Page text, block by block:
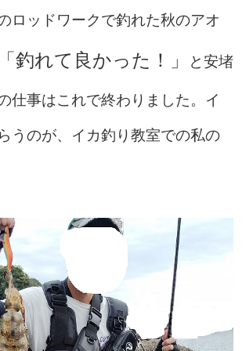
ロッドワークで釣れた秋のアオ
「釣れて良かった！」 と安堵
仕事はこれで終わりました。イ
うのが、イカ釣り教室での私の